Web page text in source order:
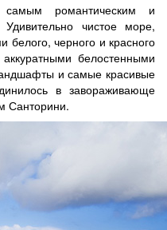
самым романтическим и
чистое море,
белого, черного и красного
белостенными
и самые красивые
в завораживающе
Санторини.